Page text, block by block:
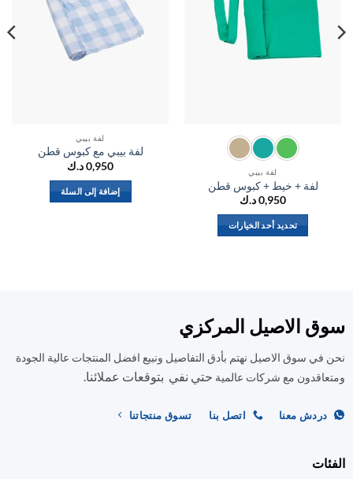
لفة بيبي
لفة + خيط + كبوس قطن
0,950د.ك
تحديد أحد الخيارات
لهذا
يمكن
اختيار
على
لفة بيبي
لفة بيبي مع كبوس قطن
0,950د.ك
إضافة إلى السلة
الاصيل المركزي
سوق الاصيل نهتم بأدق التفاصيل ونبيع افضل المنتجات عالية الجودة
مع شركات عالميةحتي نفي بتوقعات عملائنا.
دردش معنا اتصل بنا تسوق منتجاتنا